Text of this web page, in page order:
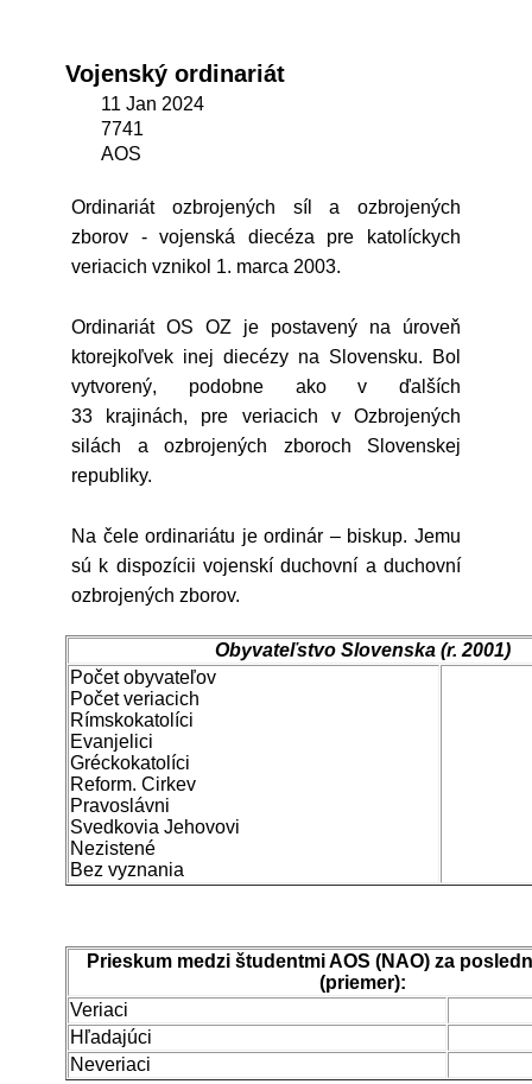
Vojenský ordinariát
11 Jan 2024
7741
AOS
Ordinariát ozbrojených síl a ozbrojených
zborov - vojenská diecéza pre katolíckych
veriacich vznikol 1. marca 2003.
Ordinariát OS OZ je postavený na úroveň
ktorejkoľvek inej diecézy na Slovensku. Bol
vytvorený, podobne ako v ďalších
33 krajinách, pre veriacich v Ozbrojených
silách a ozbrojených zboroch Slovenskej
republiky.
Na čele ordinariátu je ordinár – biskup. Jemu
sú k dispozícii vojenskí duchovní a duchovní
ozbrojených zborov.
Obyvateľstvo Slovenska (r. 2001)
Počet obyvateľov
Počet veriacich
Rímskokatolíci
Evanjelici
Gréckokatolíci
Reform. Cirkev
Pravoslávni
Svedkovia Jehovovi
Nezistené
Bez vyznania
Prieskum medzi študentmi AOS (NAO) za
(priemer):
Veriaci
Hľadajúci
Neveriaci